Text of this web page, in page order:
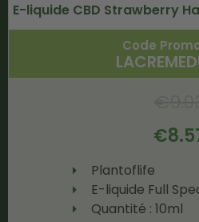
E-liquide CBD Strawberry
Code
€
Plantoflife
E-liquide Full
Quantité : 10ml